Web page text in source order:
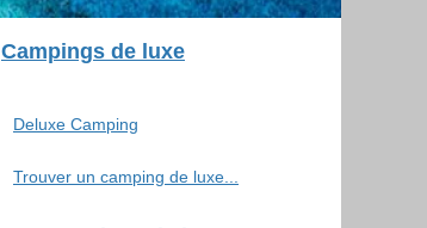
Campings de luxe
Deluxe Camping
Trouver un camping de luxe...